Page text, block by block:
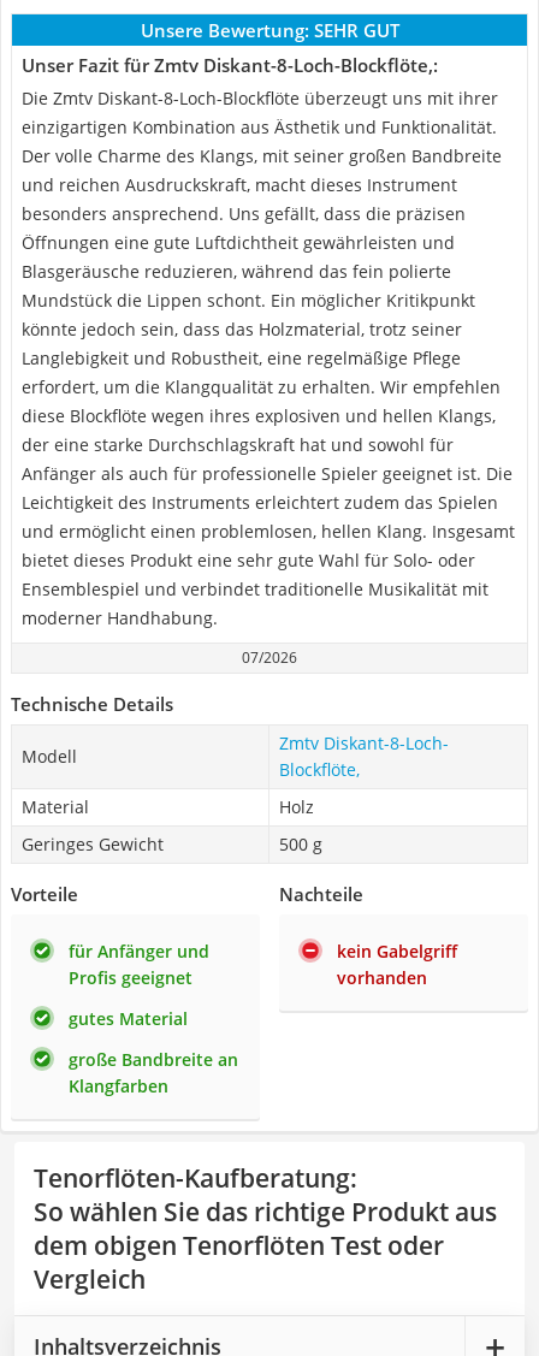
Unsere Bewertung: SEHR GUT
Unser Fazit für Zmtv Diskant-8-Loch-Blockflöte,:
Die Zmtv Diskant-8-Loch-Blockflöte überzeugt uns mit ihrer
einzigartigen Kombination aus Ästhetik und Funktionalität.
Der volle Charme des Klangs, mit seiner großen Bandbreite
und reichen Ausdruckskraft, macht dieses Instrument
besonders ansprechend. Uns gefällt, dass die präzisen
Öffnungen eine gute Luftdichtheit gewährleisten und
Blasgeräusche reduzieren, während das fein polierte
Mundstück die Lippen schont. Ein möglicher Kritikpunkt
könnte jedoch sein, dass das Holzmaterial, trotz seiner
Langlebigkeit und Robustheit, eine regelmäßige Pflege
erfordert, um die Klangqualität zu erhalten. Wir empfehlen
diese Blockflöte wegen ihres explosiven und hellen Klangs,
der eine starke Durchschlagskraft hat und sowohl für
Anfänger als auch für professionelle Spieler geeignet ist. Die
Leichtigkeit des Instruments erleichtert zudem das Spielen
und ermöglicht einen problemlosen, hellen Klang. Insgesamt
bietet dieses Produkt eine sehr gute Wahl für Solo- oder
Ensemblespiel und verbindet traditionelle Musikalität mit
moderner Handhabung.
07/2026
Technische Details
Modell
Zmtv Diskant-8-Loch-
Blockflöte,
Material
Holz
Geringes Gewicht
500 g
Vorteile
für Anfänger und
Profis geeignet
gutes Material
große Bandbreite an
Klangfarben
Nachteile
kein Gabelgriff
vorhanden
Tenorflöten-Kaufberatung:
So wählen Sie das richtige Produkt aus
dem obigen Tenorflöten Test oder
Vergleich
Inhaltsverzeichnis